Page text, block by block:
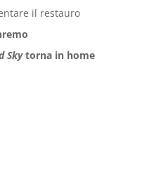
il restauro
Skytorna in home